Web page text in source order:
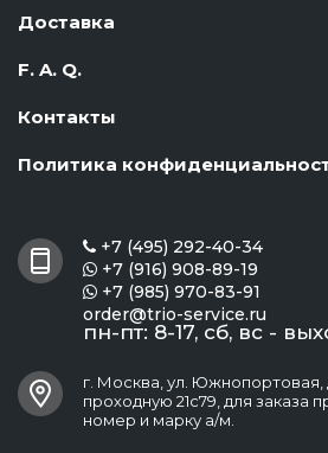
Доставка
F. A. Q.
Контакты
Политика
 +7 (495) 292-40-34
 +7 (916) 908-89-19
 +7 (985) 970-83-91
order@trio-service.ru
пн-пт: 8-17, сб, вс -
г. Москва, ул. Южнопортовая,
проходную 21с79, для заказа
номер и марку а/м.